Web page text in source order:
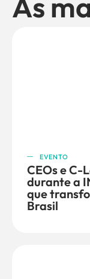
EVENTO
CEOs e C-
durante a
que
Brasil